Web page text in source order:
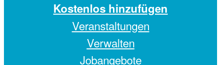
Kostenlos hinzufügen
Veranstaltungen
Verwalten
Jobangebote